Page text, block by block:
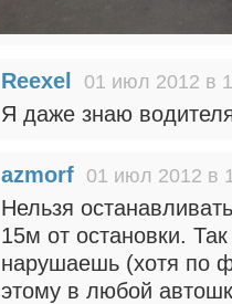
Reexel 01 июл 2012 в
Я даже знаю
azmorf 01 июл 2012 в
Нельзя
15м от остановки.
нарушаешь (хотя по
этому в любой